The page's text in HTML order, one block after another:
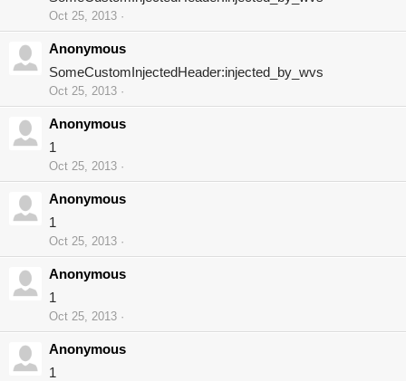
Oct 25, 2013
Anonymous
SomeCustomInjectedHeader:injected_by_wvs
Oct 25, 2013
Anonymous
1
Oct 25, 2013
Anonymous
1
Oct 25, 2013
Anonymous
1
Oct 25, 2013
Anonymous
1